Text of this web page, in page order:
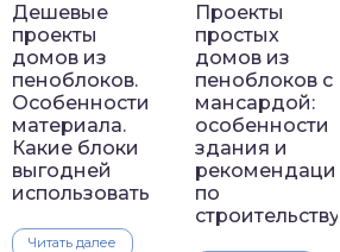
Дешевые
проекты
домов из
пеноблоков.
Особенности
материала.
Какие блоки
выгодней
использовать
Читать далее
Проекты
простых
домов из
пеноблоков с
мансардой:
особенности
здания и
рекомендации
по
строительству